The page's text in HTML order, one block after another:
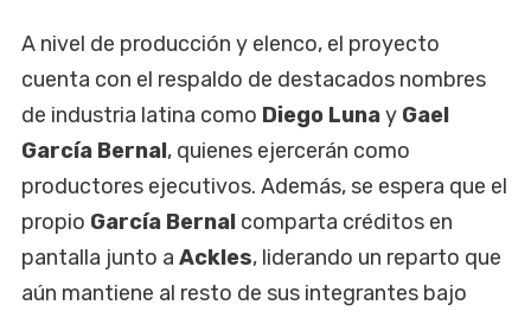
A nivel de producción y elenco, el proyecto
cuenta con el respaldo de destacados nombres
de industria latina como Diego Lunay Gael
García Bernal, quienes ejercerán como
productores ejecutivos. Además, se espera que el
propio García Bernal comparta créditos en
pantalla junto a Ackles, liderando un reparto que
aún mantiene al resto de sus integrantes bajo